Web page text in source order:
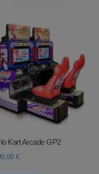
Kart Arcade GP2
€